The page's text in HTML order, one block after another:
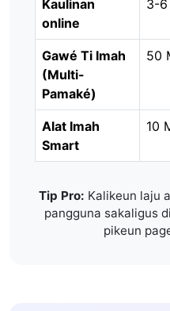
Kaulinan
online
3-6
Gawé Ti Imah
(Multi-
Pamaké)
50
Alat Imah
Smart
10
Tip Pro: Kalikeun laju
pangguna sakaligus
pikeun